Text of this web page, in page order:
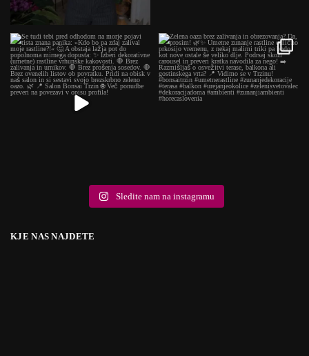
Sledite nam na instagramu
KJE NAS NAJDETE